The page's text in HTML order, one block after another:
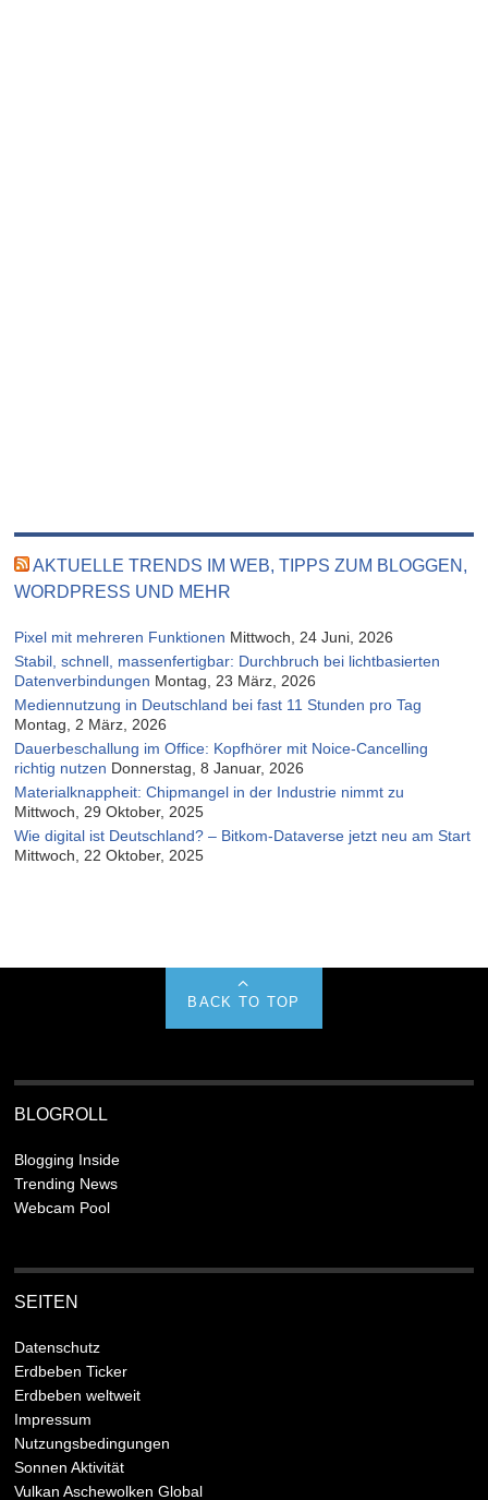
AKTUELLE TRENDS IM WEB, TIPPS ZUM BLOGGEN,
WORDPRESS UND MEHR
Pixel mit mehreren Funktionen Mittwoch, 24 Juni, 2026
Stabil, schnell, massenfertigbar: Durchbruch bei lichtbasierten
Datenverbindungen Montag, 23 März, 2026
Mediennutzung in Deutschland bei fast 11 Stunden pro Tag
Montag, 2 März, 2026
Dauerbeschallung im Office: Kopfhörer mit Noice-Cancelling
richtig nutzen Donnerstag, 8 Januar, 2026
Materialknappheit: Chipmangel in der Industrie nimmt zu
Mittwoch, 29 Oktober, 2025
Wie digital ist Deutschland? – Bitkom-Dataverse jetzt neu am Start
Mittwoch, 22 Oktober, 2025
BACK TO TOP
BLOGROLL
Blogging Inside
Trending News
Webcam Pool
SEITEN
Datenschutz
Erdbeben Ticker
Erdbeben weltweit
Impressum
Nutzungsbedingungen
Sonnen Aktivität
Vulkan Aschewolken Global